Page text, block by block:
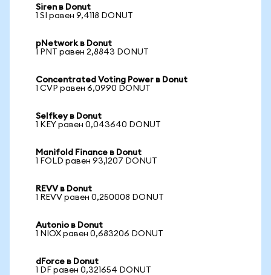
Siren в Donut
1 SI равен 9,4118 DONUT
pNetwork в Donut
1 PNT равен 2,8843 DONUT
Concentrated Voting Power в Donut
1 CVP равен 6,0990 DONUT
Selfkey в Donut
1 KEY равен 0,043640 DONUT
Manifold Finance в Donut
1 FOLD равен 93,1207 DONUT
REVV в Donut
1 REVV равен 0,250008 DONUT
Autonio в Donut
1 NIOX равен 0,683206 DONUT
dForce в Donut
1 DF равен 0,321654 DONUT